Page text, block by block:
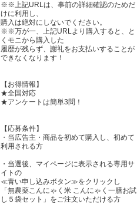
※※上記URLは、事前の詳細確認のためだ
けに利用し、
購入は絶対にしないでください。
※※万が一、上記URLより購入すると、と
くモニから購入した
履歴が残らず、謝礼をお支払いすることが
できなくなります！
【お得情報】
★全国対応
★アンケートは簡単3問！
【応募条件】
・当広告主・商品を初めて購入し、初めて
利用される方
・当選後、マイページに表示される専用サ
イトの
≪青い申し込みボタン≫をクリックし
「無農薬こんにゃく米 こんにゃく一膳お試
し５袋セット」をご注文いただける方